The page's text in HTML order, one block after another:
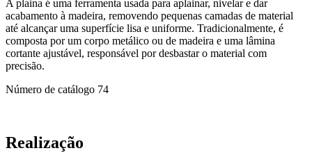
A plaina é uma ferramenta usada para aplainar, nivelar e dar
acabamento à madeira, removendo pequenas camadas de material
até alcançar uma superfície lisa e uniforme. Tradicionalmente, é
composta por um corpo metálico ou de madeira e uma lâmina
cortante ajustável, responsável por desbastar o material com
precisão.
Número de catálogo 74
Realização